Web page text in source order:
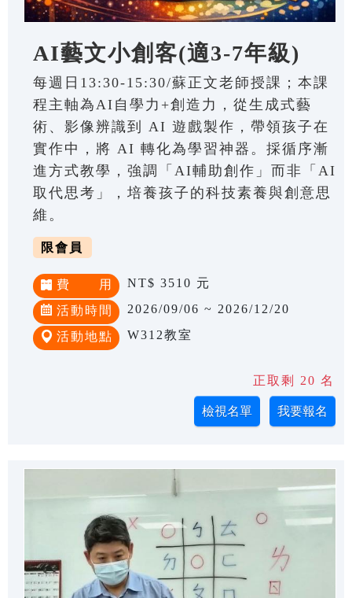
AI藝文小創客(適3-7年級)
每週日13:30-15:30/蘇正文老師授課；本課
程主軸為AI自學力+創造力，從生成式藝
術、影像辨識到 AI 遊戲製作，帶領孩子在
實作中，將 AI 轉化為學習神器。採循序漸
進方式教學，強調「AI輔助創作」而非「AI
取代思考」，培養孩子的科技素養與創意思
維。
限會員
費 用 NT$ 3510 元
活動時間 2026/09/06 ~ 2026/12/20
活動地點 W312教室
正取剩 20 名